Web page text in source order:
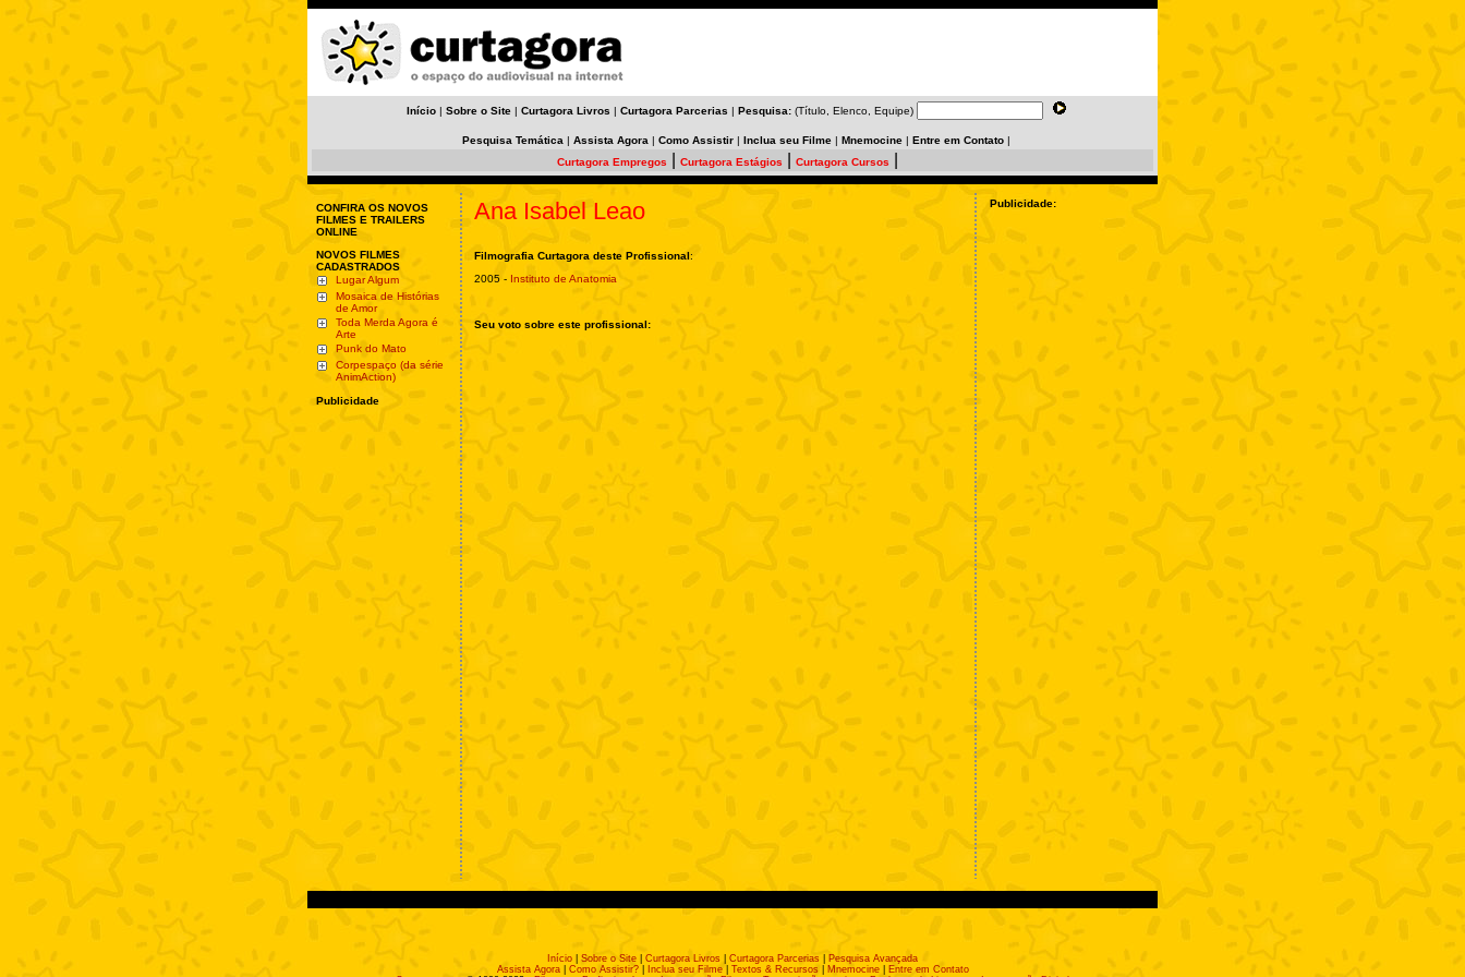
Início | Sobre o Site | Curtagora Livros | Curtagora Parcerias | Pesquisa: (Título, Elenco, Equipe)
Pesquisa Temática | Assista Agora | Como Assistir | Inclua seu Filme | Mnemocine | Entre em Contato |
Curtagora Empregos
Curtagora Estágios Curtagora Cursos
CONFIRA OS NOVOS
FILMES E TRAILERS
ONLINE
NOVOS FILMES
CADASTRADOS
Lugar Algum
Mosaica de Histórias
de Amor
Toda Merda Agora é
Arte
Punk do Mato
Corpespaço (da série
AnimAction)
Publicidade
Ana Isabel Leao
Filmografia Curtagora deste Profissional:
2005 - Instituto de Anatomia
Seu voto sobre este profissional:
Publicidade:
Início Sobre o Site Curtagora Livros Curtagora Parcerias
Pesquisa Avançada
Assista Agora| Como Assistir?| Inclua seu Filme| Textos & Recursos Mnemocine|
Entre em Contato